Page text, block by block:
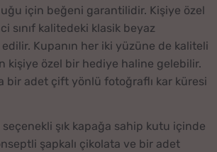
için beğeni garantilidir. Kişiye özel
sınıf kalitedeki klasik beyaz
Kupanın her iki yüzüne de kaliteli
kişiye özel bir hediye haline gelebilir.
bir adet çift yönlü fotoğraflı kar küresi
şık kapağa sahip kutu içinde
şapkalı çikolata ve bir adet